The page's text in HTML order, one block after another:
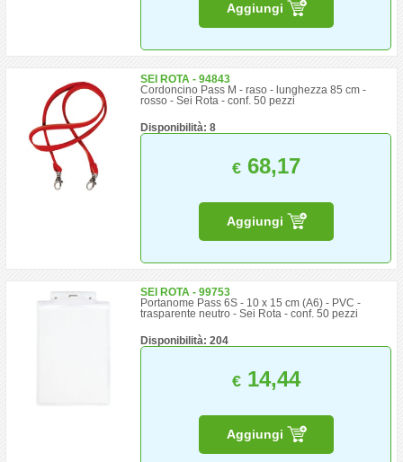
Aggiungi
SEI ROTA - 94843
Cordoncino Pass M - raso - lunghezza 85 cm -
rosso - Sei Rota - conf. 50 pezzi
Disponibilità: 8
€68,17
Aggiungi
SEI ROTA - 99753
Portanome Pass 6S - 10 x 15 cm (A6) - PVC -
trasparente neutro - Sei Rota - conf. 50 pezzi
Disponibilità: 204
€14,44
Aggiungi